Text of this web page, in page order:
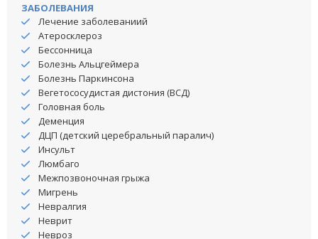
ЗАБОЛЕВАНИЯ
Лечение заболеваниий
Атеросклероз
Бессонница
Болезнь Альцгеймера
Болезнь Паркинсона
Вегетососудистая дистония (ВСД)
Головная боль
Деменция
ДЦП (детский церебральный паралич)
Инсульт
Люмбаго
Межпозвоночная грыжа
Мигрень
Невралгия
Неврит
Невроз